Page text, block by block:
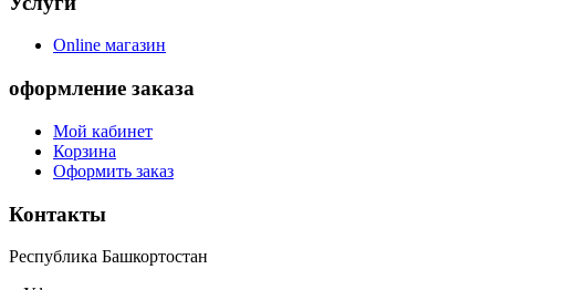
Online магазин
оформление заказа
Мой кабинет
Корзина
Оформить заказ
Контакты
Республика Башкортостан